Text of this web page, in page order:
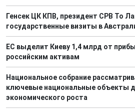
Генсек ЦК КПВ, президент СРВ То
государственные визиты в
ЕС выделит Киеву 1,4 млрд от
российским активам
Национальное собрание
ключевые национальные объекты
экономического роста